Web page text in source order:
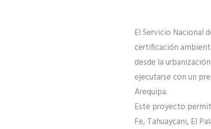
El Servicio Nacional
certificación
desde la
ejecutarse con un
Arequipa.
Este proyecto
Fe, Tahuaycani, El